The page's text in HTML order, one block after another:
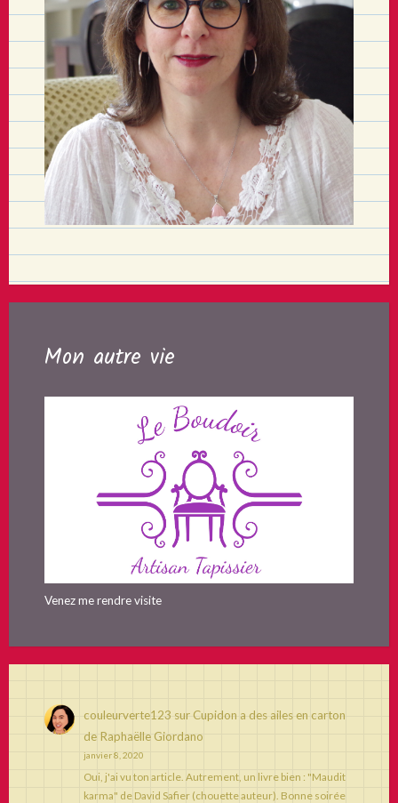
Mon autre vie
Venez me rendre visite
couleurverte123 sur Cupidon a des ailes en carton
de Raphaëlle Giordano
janvier 8, 2020
Oui, j'ai vu ton article. Autrement, un livre bien : "Maudit
karma" de David Safier (chouette auteur). Bonne soirée